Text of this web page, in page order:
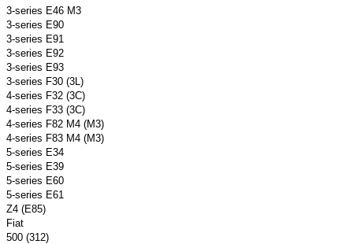
3-series E46 M3
3-series E90
3-series E91
3-series E92
3-series E93
3-series F30 (3L)
4-series F32 (3C)
4-series F33 (3C)
4-series F82 M4 (M3)
4-series F83 M4 (M3)
5-series E34
5-series E39
5-series E60
5-series E61
Z4 (E85)
Fiat
500 (312)